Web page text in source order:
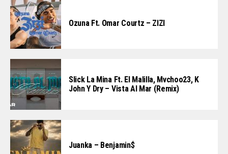
Ozuna Ft. Omar Courtz – ZIZI
Slick La Mina Ft. El Malilla, Mvchoo23, K
John Y Dry – Vista Al Mar (Remix)
Juanka – Benjamin$